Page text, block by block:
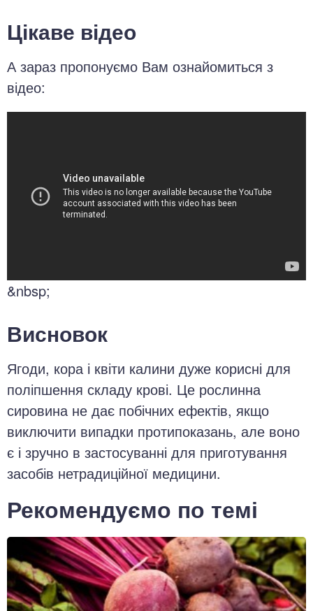
Цікаве відео
А зараз пропонуємо Вам ознайомиться з
відео:
&nbsp;
Висновок
Ягоди, кора і квіти калини дуже корисні для
поліпшення складу крові. Це рослинна
сировина не дає побічних ефектів, якщо
виключити випадки протипоказань, але воно
є і зручно в застосуванні для приготування
засобів нетрадиційної медицини.
Рекомендуємо по темі